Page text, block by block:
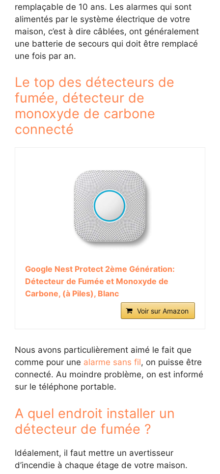
remplaçable de 10 ans. Les alarmes qui sont
alimentés par le système électrique de votre
maison, c’est à dire câblées, ont généralement
une batterie de secours qui doit être remplacé
une fois par an.
Le top des détecteurs de
fumée, détecteur de
monoxyde de carbone
connecté
Google Nest Protect 2ème Génération:
Détecteur de Fumée et Monoxyde de
Carbone, (à Piles), Blanc
Voir sur Amazon
Nous avons particulièrement aimé le fait que
comme pour une alarme sans fil, on puisse être
connecté. Au moindre problème, on est informé
sur le téléphone portable.
A quel endroit installer un
détecteur de fumée ?
Idéalement, il faut mettre un avertisseur
d’incendie à chaque étage de votre maison.